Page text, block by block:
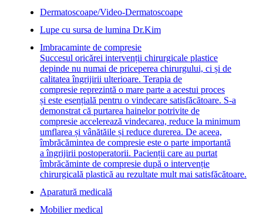
Dermatoscoape/Video-Dermatoscoape
Lupe cu sursa de lumina Dr.Kim
Imbracaminte de compresie
Succesul oricărei intervenții chirurgicale plastice
depinde nu numai de priceperea chirurgului, ci și de
calitatea îngrijirii ulterioare. Terapia de
compresie reprezintă o mare parte a acestui proces
și este esențială pentru o vindecare satisfăcătoare. S-a
demonstrat că purtarea hainelor potrivite de
compresie accelerează vindecarea, reduce la minimum
umflarea și vânătăile și reduce durerea. De aceea,
îmbrăcămintea de compresie este o parte importantă
a îngrijirii postoperatorii. Pacienții care au purtat
îmbrăcăminte de compresie după o intervenție
chirurgicală plastică au rezultate mult mai satisfăcătoare.
Aparatură medicală
Mobilier medical